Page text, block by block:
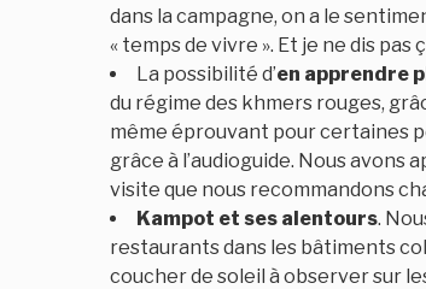
dans la campagne, on a le
« temps de vivre ». Et je ne dis
La possibilité d’en apprendre
du régime des khmers rouges,
même éprouvant pour certaines
grâce à l’audioguide. Nous
visite que nous recommandons
Kampot et ses alentours.
restaurants dans les bâtiments
coucher de soleil à observer sur